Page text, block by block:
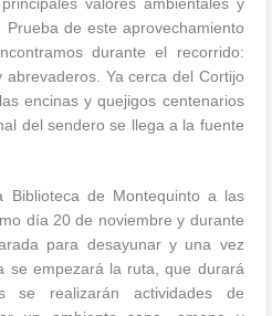
de este aprovechamiento
durante el recorrido:
Ya cerca del Cortijo
encinas y quejigos centenarios
del sendero se llega a la fuente
Biblioteca de Montequinto a las
día 20 de noviembre y durante
para desayunar y una vez
se empezará la ruta, que durará
se realizarán actividades de